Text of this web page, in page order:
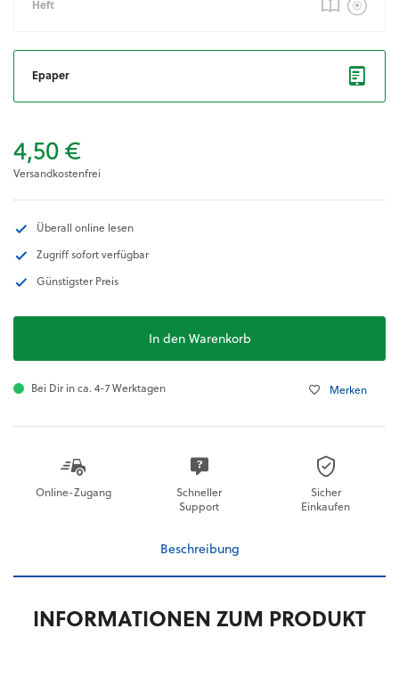
Heft
Epaper
4,50 €
Versandkostenfrei
Überall online lesen
Zugriff sofort verfügbar
Günstigster Preis
In den Warenkorb
Bei Dir in ca. 4-7 Werktagen Merken
Online-Zugang
Schneller
Support
Sicher
Einkaufen
Beschreibung
INFORMATIONEN ZUM PRODUKT